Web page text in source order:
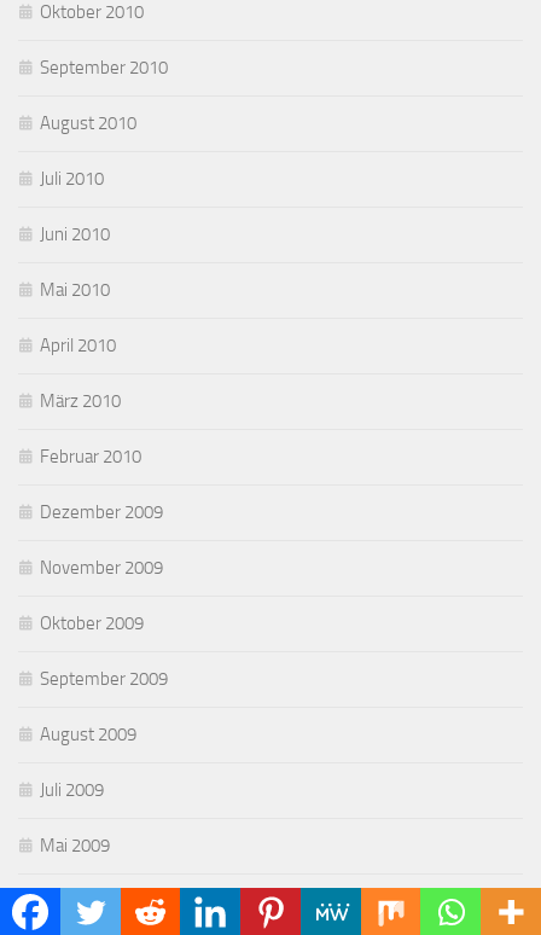
Oktober 2010
September 2010
August 2010
Juli 2010
Juni 2010
Mai 2010
April 2010
März 2010
Februar 2010
Dezember 2009
November 2009
Oktober 2009
September 2009
August 2009
Juli 2009
Mai 2009
April 2009